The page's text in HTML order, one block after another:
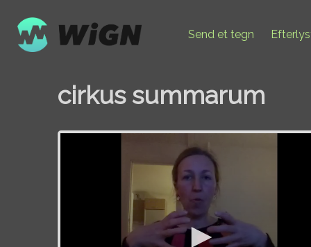
Send et tegn
cirkus summarum